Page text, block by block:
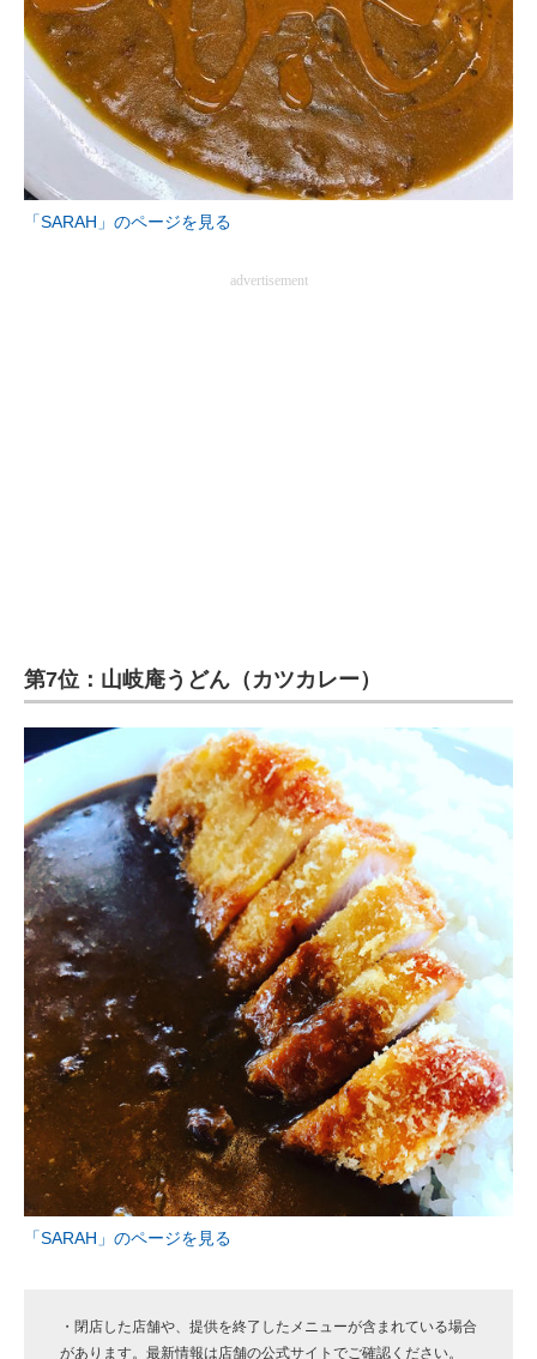
「SARAH」のページを見る
advertisement
第7位：山岐庵うどん（カツカレー）
「SARAH」のページを見る
・閉店した店舗や、提供を終了したメニューが含まれている場合
があります。最新情報は店舗の公式サイトでご確認ください。